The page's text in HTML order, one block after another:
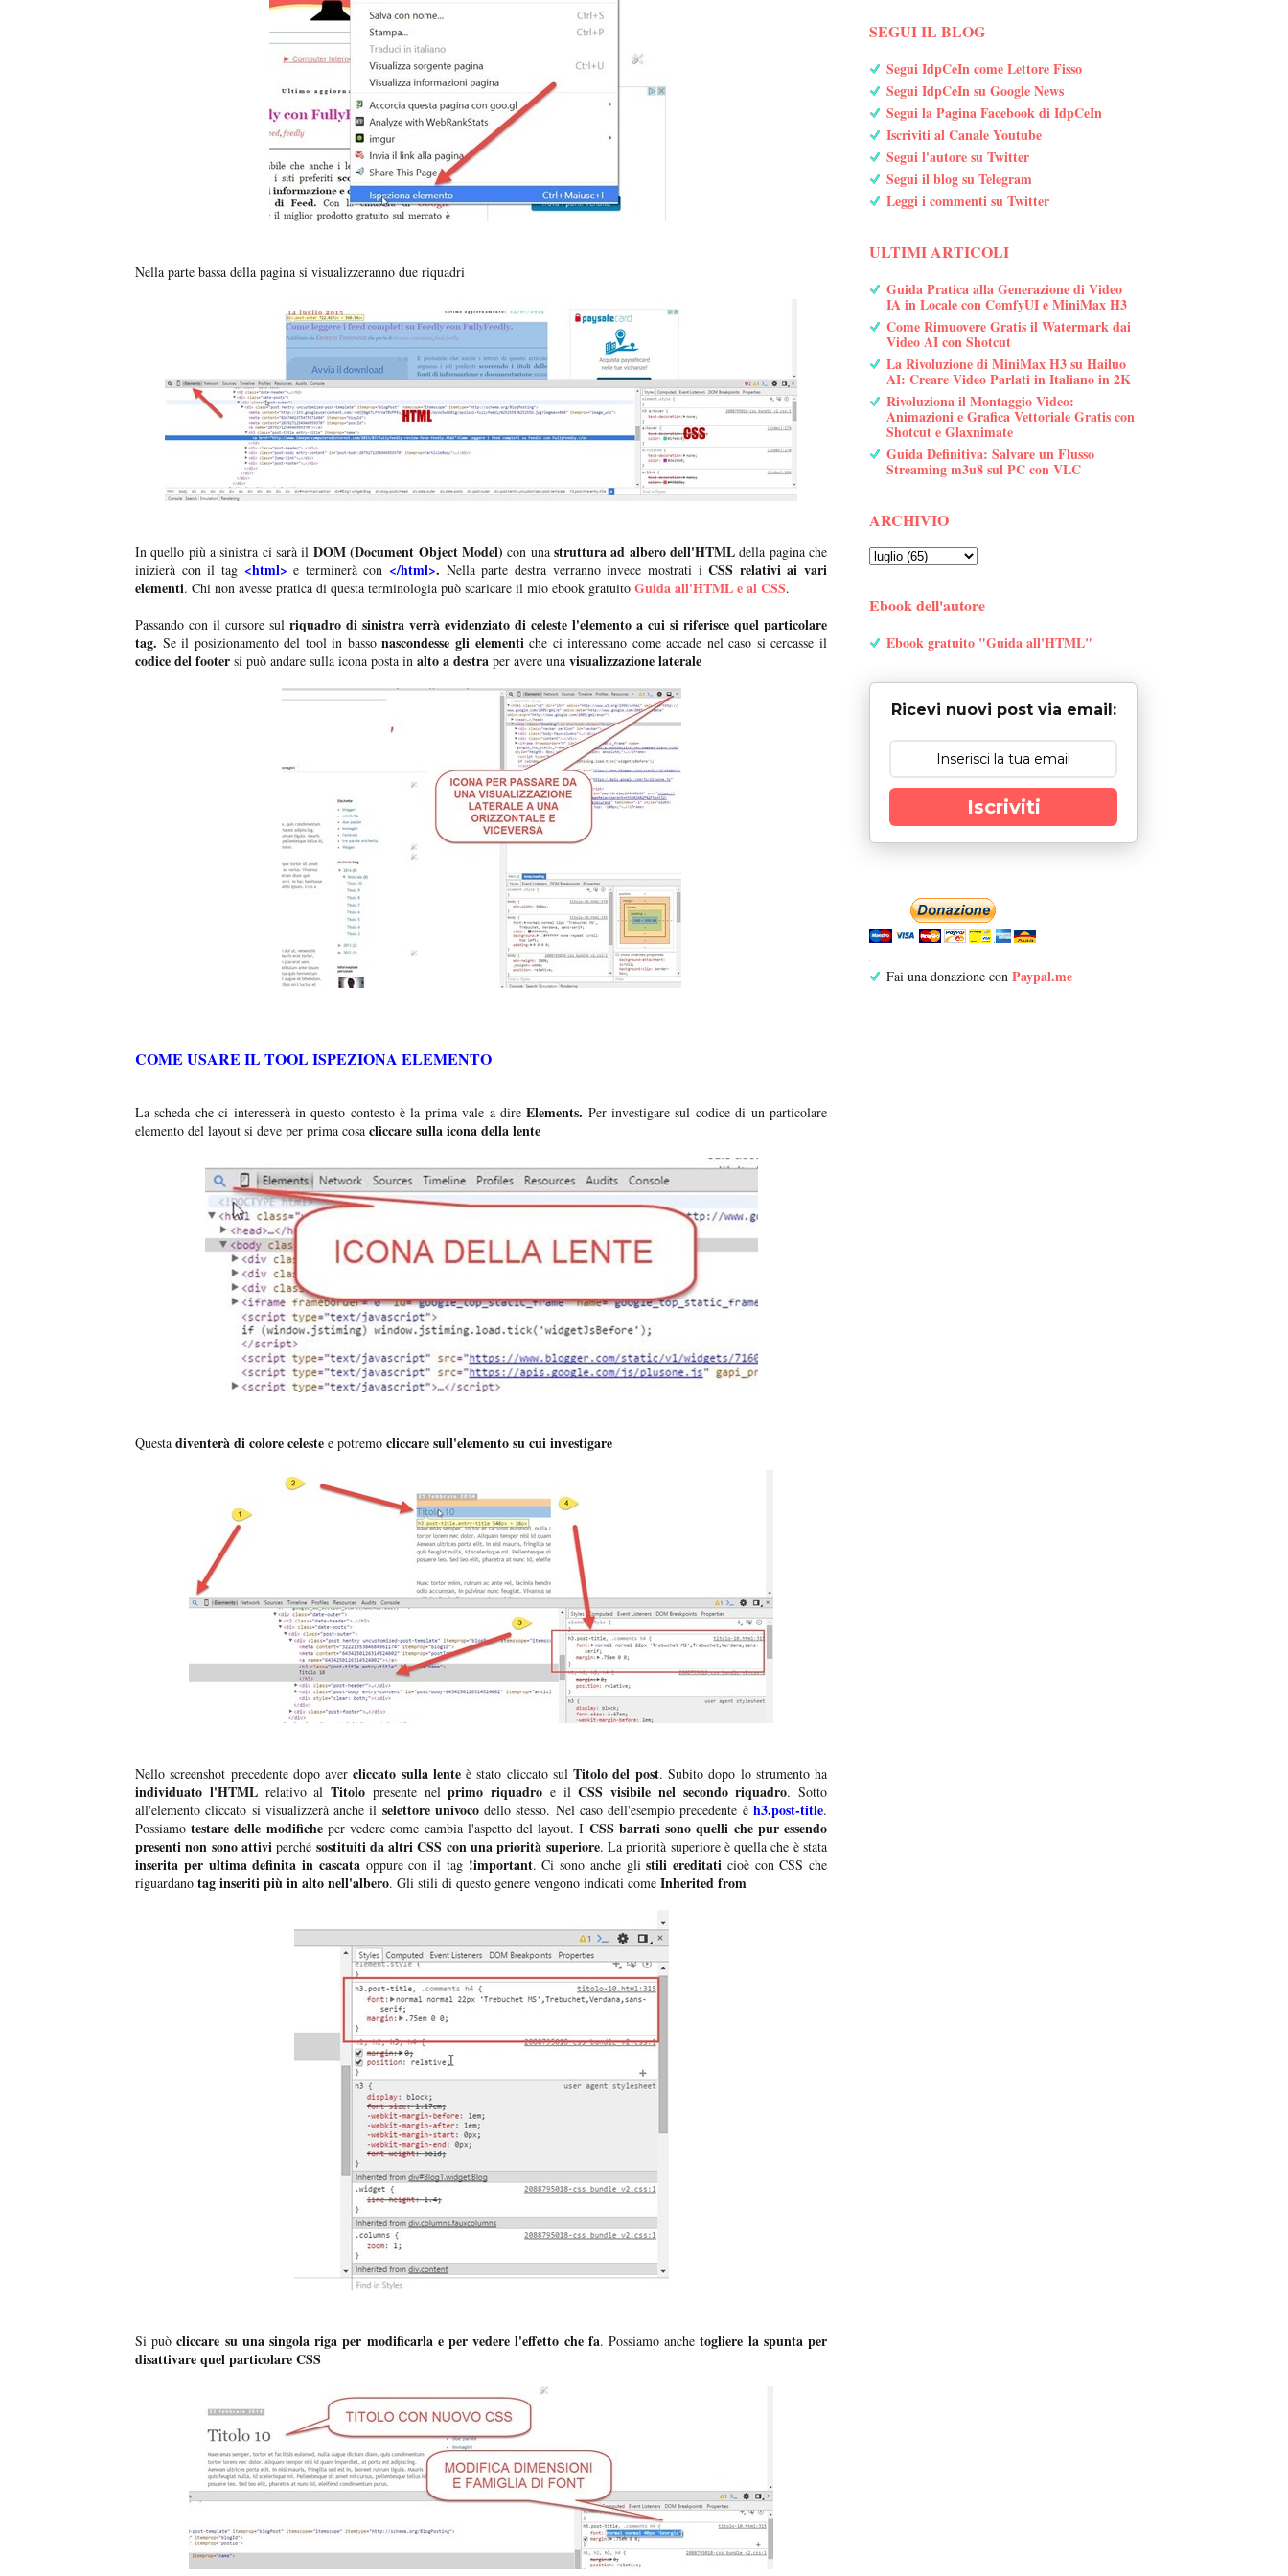
Nella parte bassa della pagina si visualizzeranno due riquadri
In quello più a sinistra ci sarà il DOM (Document Object Model) con una struttura ad albero dell'HTML della pagina che
inizierà con il tag <html> e terminerà con </html>. Nella parte destra verranno invece mostrati iCSS relativi ai vari
elementi. Chi non avesse pratica di questa terminologia può scaricare il mio ebook gratuito Guida all'HTML e al CSS.
Passando con il cursore sul riquadro di sinistra verrà evidenziato di celeste l'elemento a cui si riferisce quel particolare
tag. Se il posizionamento del tool in bassonascondesse gli elementiche ci interessano come accade nel caso si cercasse il
codice del footer si può andare sulla icona posta in alto a destra per avere una visualizzazione laterale
COME USARE IL TOOL ISPEZIONA ELEMENTO
La scheda che ci interesserà in questo contesto è la prima vale a direElements. Per investigare sul codice di un particolare
elemento del layout si deve per prima cosa cliccare sulla icona della lente
Questa diventerà di colore celeste e potremo cliccare sull'elemento su cui investigare
Nello screenshot precedente dopo avercliccato sulla lenteè stato cliccato sulTitolo del post. Subito dopo lo strumento ha
individuato l'HTMLrelativo al Titolo presente nelprimo riquadro e ilCSS visibile nel secondo riquadro. Sotto
all'elemento cliccato si visualizzerà anche il selettore univocodello stesso. Nel caso dell'esempio precedente èh3.post-title.
Possiamotestare delle modificheper vedere come cambia l'aspetto del layout. I CSS barrati sono quelli che pur essendo
presenti non sono attiviperché sostituiti da altri CSS con una priorità superiore. La priorità superiore è quella che è stata
inserita per ultima definita in cascata oppure con il tag !important. Ci sono anche glistili ereditati cioè con CSS che
riguardano tag inseriti più in alto nell'albero. Gli stili di questo genere vengono indicati come Inherited from
Si puòcliccare su una singola riga per modificarla e per vedere l'effetto che fa. Possiamo anchetogliere la spunta per
disattivare quel particolare CSS
SEGUI IL BLOG
Segui IdpCeIn come Lettore Fisso
Segui IdpCeIn su Google News
Segui la Pagina Facebook di IdpCeIn
Iscriviti al Canale Youtube
Segui l'autore su Twitter
Segui il blog su Telegram
Leggi i commenti su Twitter
ULTIMI ARTICOLI
Guida Pratica alla Generazione di Video
IA in Locale con ComfyUI e MiniMax H3
Come Rimuovere Gratis il Watermark dai
Video AI con Shotcut
La Rivoluzione di MiniMax H3 su Hailuo
AI: Creare Video Parlati in Italiano in 2K
Rivoluziona il Montaggio Video:
Animazioni e Grafica Vettoriale Gratis con
Shotcut e Glaxnimate
Guida Definitiva: Salvare un Flusso
Streaming m3u8 sul PC con VLC
ARCHIVIO
Ebook dell'autore
Ebook gratuito "Guida all'HTML"
Ricevi nuovi post via email:
Iscriviti
Fai una donazione con Paypal.me